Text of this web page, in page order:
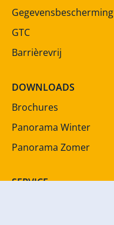
Gegevensbescherming
GTC
Barrièrevrij
DOWNLOADS
Brochures
Panorama Winter
Panorama Zomer
SERVICE